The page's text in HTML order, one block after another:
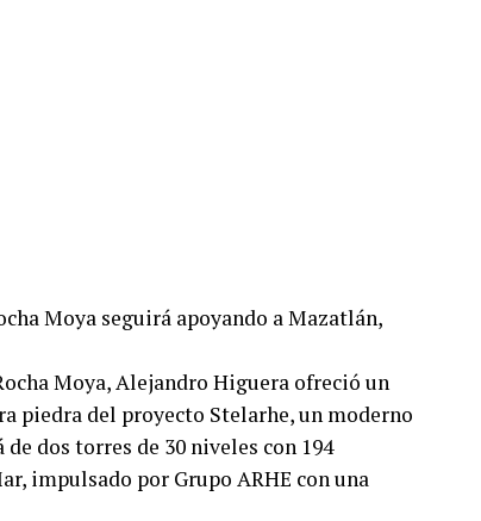
Moya seguirá apoyando a Mazatlán,
Moya, Alejandro Higuera ofreció un
piedra del proyecto Stelarhe, un moderno
dos torres de 30 niveles con 194
impulsado por Grupo ARHE con una